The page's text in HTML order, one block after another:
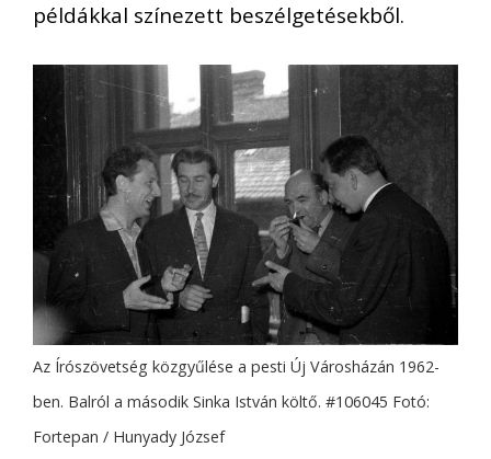
példákkal színezett beszélgetésekből.
Az Írószövetség közgyűlése a pesti Új Városházán 1962-
ben. Balról a második Sinka István költő. #106045 Fotó:
Fortepan / Hunyady József